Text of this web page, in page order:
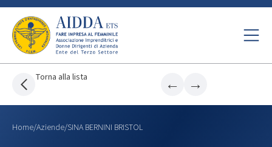
Torna alla lista ← →
Home/Aziende/SINA BERNINI BRISTOL